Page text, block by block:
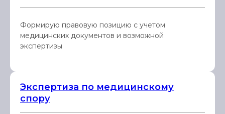
Формирую правовую позицию с учетом
медицинских документов и возможной
экспертизы
Экспертиза по медицинскому
спору